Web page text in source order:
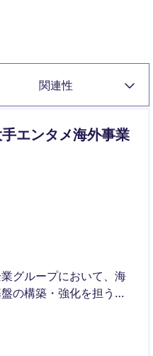
関連性
エンタメ海外事業
グループにおいて、海
の構築・強化を担う財
バナンスの整備、連結
立支援など幅広いテー